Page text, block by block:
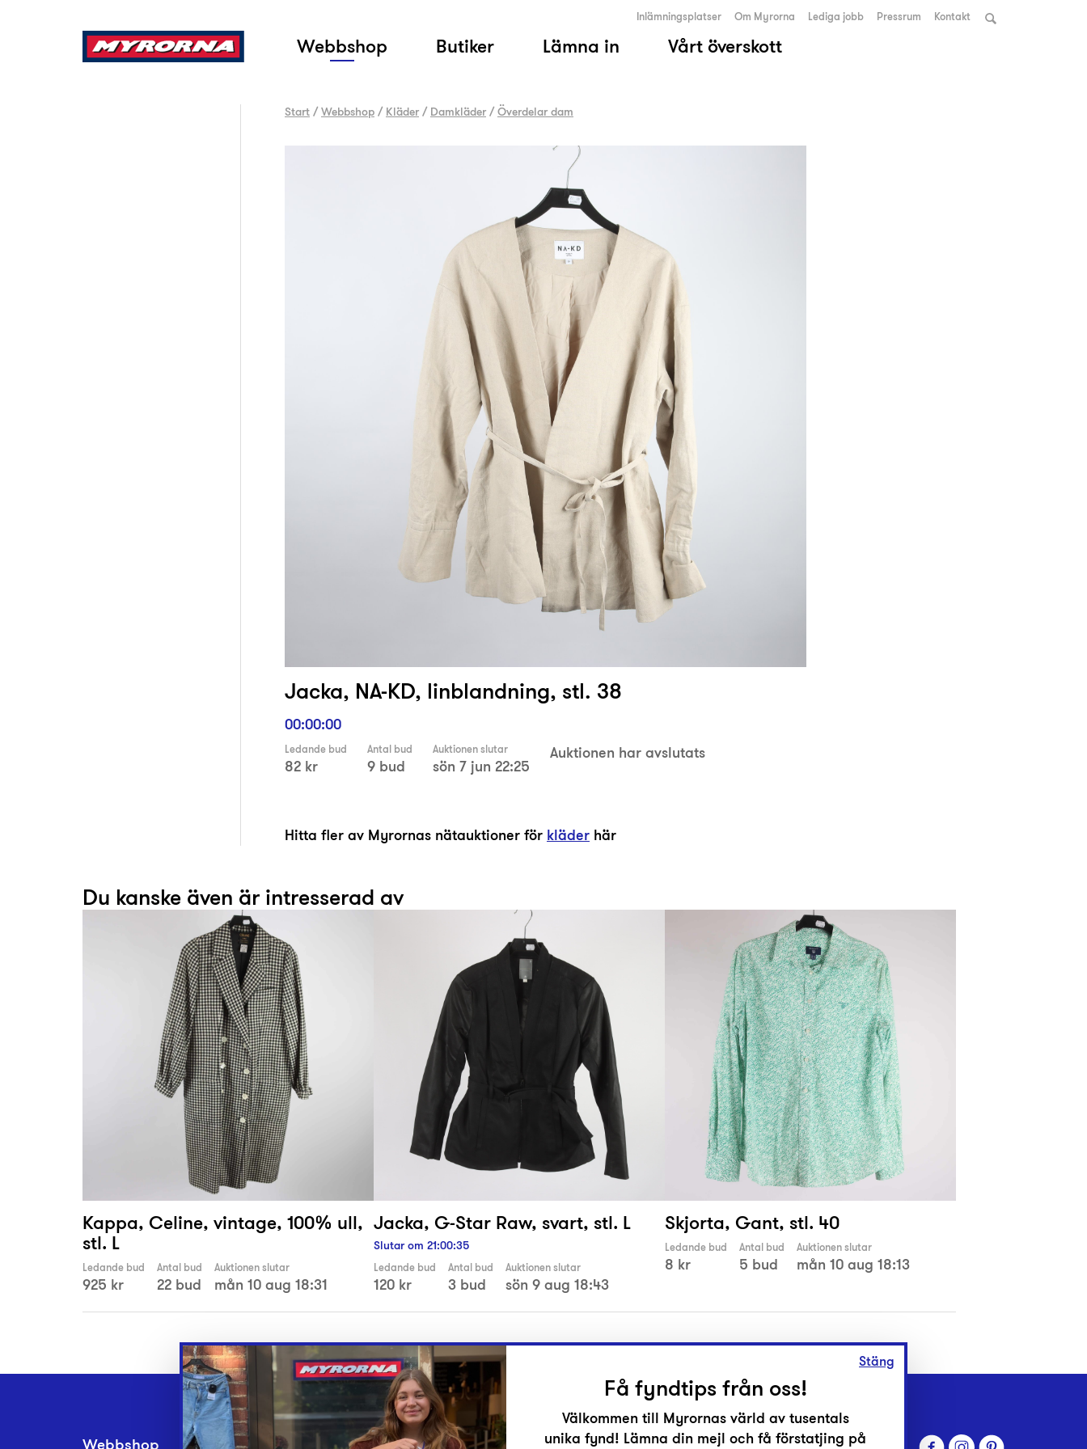
Webbshop Butiker Lämna in Vårt överskott
Inlämningsplatser Om Myrorna Lediga jobb Pressrum Kontakt
Start /Webbshop / Kläder / Damkläder /Överdelar dam
Jacka, NA-KD, linblandning, stl. 38
00:00:00
Ledande bud
82 kr
Antal bud
9 bud
Auktionen slutar
sön 7 jun 22:25
Auktionen har avslutats
Hitta fler av Myrornas nätauktioner för kläder här
Du kanske även är intresserad av
Kappa, Celine, vintage, 100% ull,
stl. L
Ledande bud
925 kr
Antal bud
22 bud
Auktionen slutar
mån 10 aug 18:31
Jacka, G-Star Raw, svart, stl. L
Slutar om 21:00:35
Ledande bud
120 kr
Antal bud
3 bud
Auktionen slutar
sön 9 aug 18:43
Skjorta, Gant, stl. 40
Ledande bud
8 kr
Antal bud
5 bud
Auktionen slutar
mån 10 aug 18:13
Stäng
Få fyndtips från oss!
Välkommen till Myrornas värld av tusentals
unika fynd! Lämna din mejl och få förstatjing på